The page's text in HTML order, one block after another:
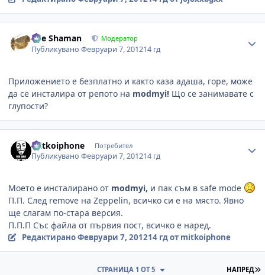
The Shaman Модератор
ПубликуваноФевруари 7, 201214 гд
Приложението е безплатно и както каза адаша, горе, може
да се инсталира от репото на modmyi! Що се занимавате с
глупости?
mitkoiphone Потребител
ПубликуваноФевруари 7, 201214 гд
Моето е инсталирано от modmyi, и пак съм в safe mode
П.П. След remove на Zeppelin, всичко си е на място. Явно
ще слагам по-стара версия.
П.П.П Със файла от първия пост, всичко е наред.
РедактираноФевруари 7, 201214 гдот mitkoiphone
НАПРЕД
СТРАНИЦА 1 ОТ 5